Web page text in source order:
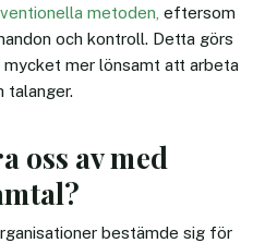
metoden, eftersom
och kontroll. Detta görs
mer lönsamt att arbeta
talanger.
oss av med
bestämde sig för